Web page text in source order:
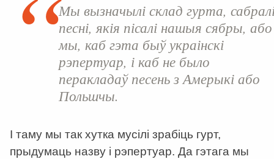
Мы вызначылі склад гурта,
песні, якія пісалі нашыя сябры, або
мы, каб гэта быў украінскі
рэпертуар, і каб не было
перакладаў песень з Амерыкі або
Польшчы.
І таму мы так хутка мусілі зрабіць гурт,
прыдумаць назву і рэпертуар. Да гэтага мы